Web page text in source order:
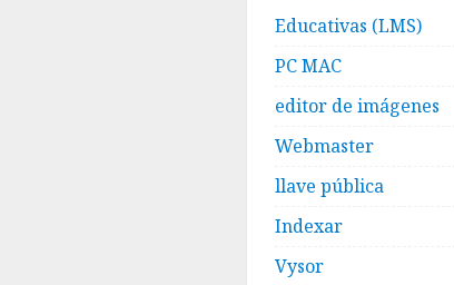
Educativas (LMS)
PC MAC
editor de imágenes
Webmaster
llave pública
Indexar
Vysor